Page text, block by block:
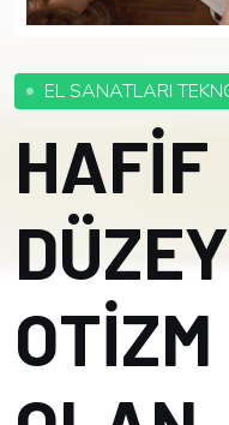
EL SANATLARI
HAFİF